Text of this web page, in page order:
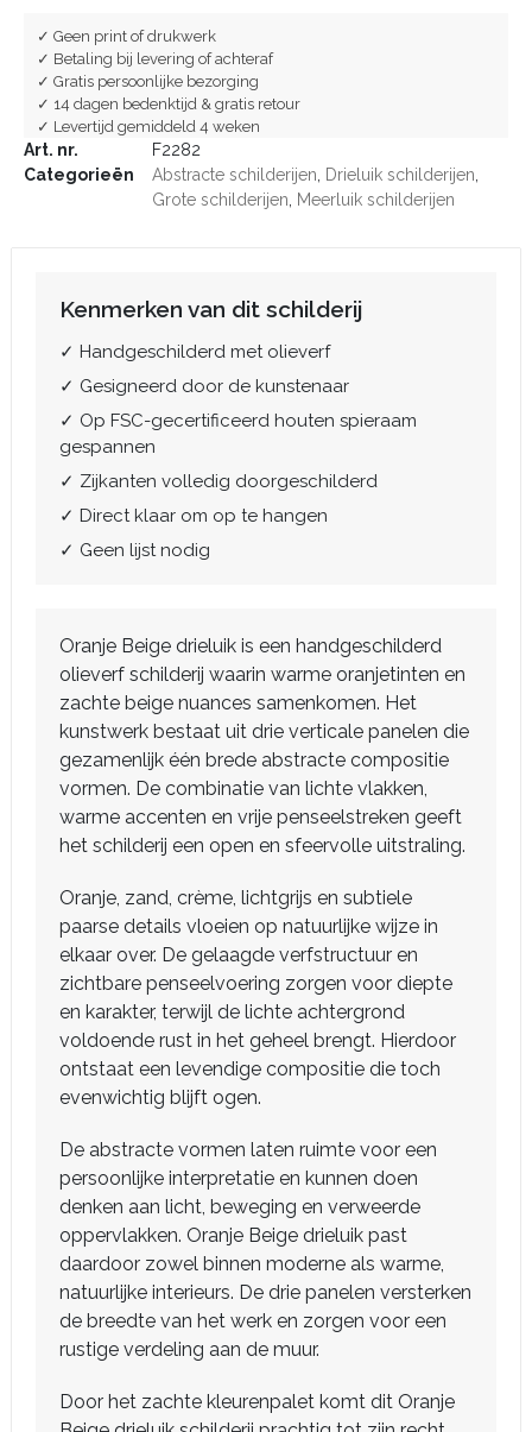
✓ Geen print of drukwerk
✓ Betaling bij levering of achteraf
✓ Gratis persoonlijke bezorging
✓ 14 dagen bedenktijd & gratis retour
✓ Levertijd gemiddeld 4 weken
Art. nr.
F2282
Categorieën
Abstracte schilderijen, Drieluik schilderijen,
Grote schilderijen, Meerluik schilderijen
Kenmerken van dit schilderij
✓ Handgeschilderd met olieverf
✓ Gesigneerd door de kunstenaar
✓ Op FSC-gecertificeerd houten spieraam
gespannen
✓ Zijkanten volledig doorgeschilderd
✓ Direct klaar om op te hangen
✓ Geen lijst nodig
Oranje Beige drieluik is een handgeschilderd
olieverf schilderij waarin warme oranjetinten en
zachte beige nuances samenkomen. Het
kunstwerk bestaat uit drie verticale panelen die
gezamenlijk één brede abstracte compositie
vormen. De combinatie van lichte vlakken,
warme accenten en vrije penseelstreken geeft
het schilderij een open en sfeervolle uitstraling.
Oranje, zand, crème, lichtgrijs en subtiele
paarse details vloeien op natuurlijke wijze in
elkaar over. De gelaagde verfstructuur en
zichtbare penseelvoering zorgen voor diepte
en karakter, terwijl de lichte achtergrond
voldoende rust in het geheel brengt. Hierdoor
ontstaat een levendige compositie die toch
evenwichtig blijft ogen.
De abstracte vormen laten ruimte voor een
persoonlijke interpretatie en kunnen doen
denken aan licht, beweging en verweerde
oppervlakken. Oranje Beige drieluik past
daardoor zowel binnen moderne als warme,
natuurlijke interieurs. De drie panelen versterken
de breedte van het werk en zorgen voor een
rustige verdeling aan de muur.
Door het zachte kleurenpalet komt dit Oranje